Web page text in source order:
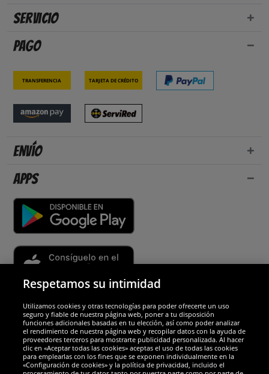
Servicio
Pago
Transferencia Tarjeta de crédito
Envío
Apps
Socios y seguridad
Galardones
Respetamos su intimidad
Utilizamos cookies y otras tecnologías para poder ofrecerte un uso
seguro y fiable de nuestra página web, poner a tu disposición
funciones adicionales basadas en tu elección, así como poder analizar
el rendimiento de nuestra página web y recopilar datos con la ayuda de
proveedores terceros para mostrarte publicidad personalizada. Al hacer
clic en «Aceptar todas las cookies» aceptas el uso de todas las cookies
para emplearlas con los fines que se exponen individualmente en la
«Configuración de cookies» y la política de privacidad, incluido el